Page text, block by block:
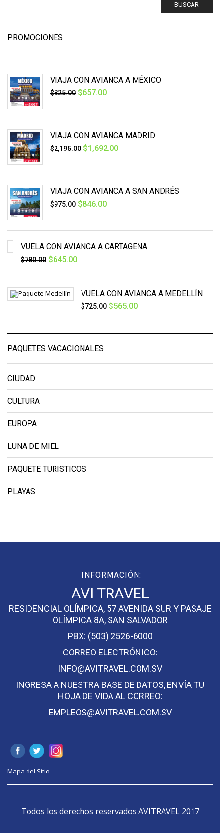
BUSCAR
PROMOCIONES
VIAJA CON AVIANCA A MÉXICO
$825.00 $657.00
VIAJA CON AVIANCA MADRID
$2,195.00 $1,692.00
VIAJA CON AVIANCA A SAN ANDRÉS
$975.00 $846.00
VUELA CON AVIANCA A CARTAGENA
$780.00 $645.00
VUELA CON AVIANCA A MEDELLÍN
$725.00 $565.00
PAQUETES VACACIONALES
CIUDAD
CULTURA
EUROPA
LUNA DE MIEL
PAQUETE TURISTICOS
PLAYAS
INFORMACIÓN:
AVI TRAVEL
RESIDENCIAL OLÍMPICA, 57 AVENIDA SUR Y PASAJE
OLÍMPICA 8A, SAN SALVADOR
PBX: (503) 2526-6000
CORREO ELECTRÓNICO:
INFO@AVITRAVEL.COM.SV
INGRESA A NUESTRA BASE DE DATOS, ENVÍA TU
HOJA DE VIDA AL CORREO:
EMPLEOS@AVITRAVEL.COM.SV
Mapa del Sitio
Todos los derechos reservados AVITRAVEL 2017